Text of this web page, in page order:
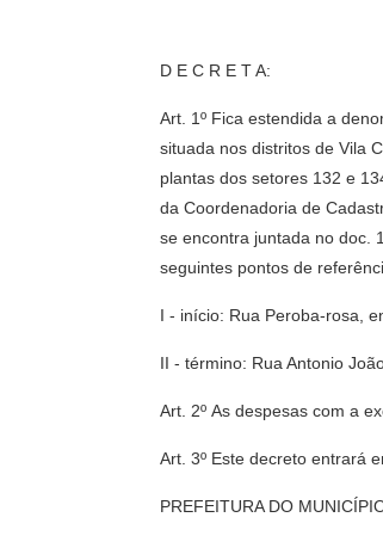
D E C R E T A:
Art. 1º Fica estendida a
situada nos distritos de Vila
plantas dos setores 132 e
da Coordenadoria de
se encontra juntada no doc.
seguintes pontos de
I - início: Rua Peroba-rosa,
II - término: Rua Antonio
Art. 2º As despesas com a
Art. 3º Este decreto entrará
PREFEITURA DO